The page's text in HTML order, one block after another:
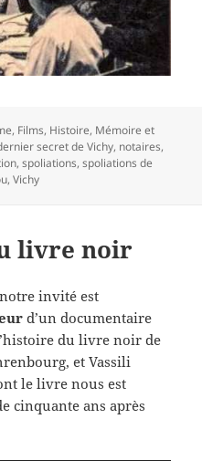
, Films, Histoire, Mémoire et
secret de Vichy, notaires,
,spoliations,spoliations de
,Vichy
livre noir
invité est
d’un documentaire
du livre noir de
et Vassili
le livre nous est
cinquante ans après